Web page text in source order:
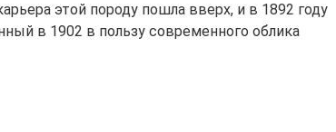
этой породу пошла вверх, и в 1892 году
в 1902 в пользу современного облика